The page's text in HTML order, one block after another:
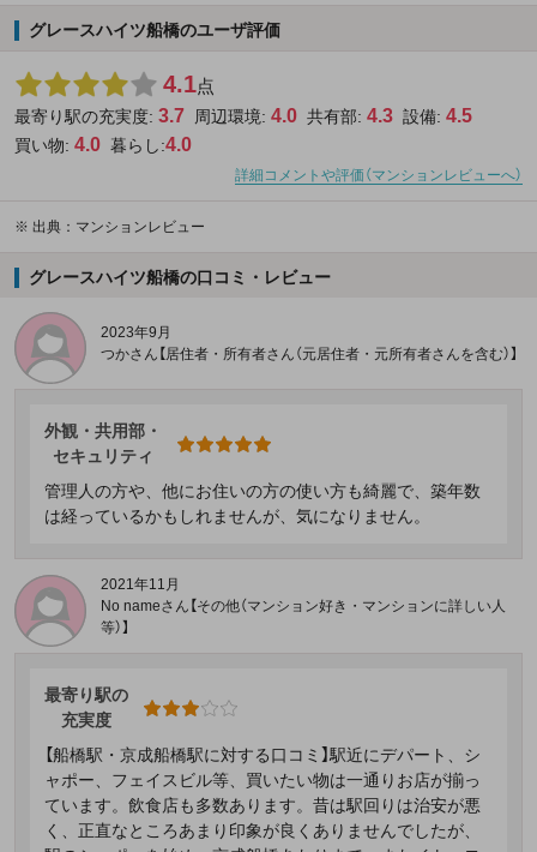
グレースハイツ船橋のユーザ評価
4.1点
最寄り駅の充実度: 3.7 周辺環境: 4.0 共有部: 4.3 設備: 4.5
買い物: 4.0 暮らし:4.0
詳細コメントや評価（マンションレビューへ）
※ 出典：マンションレビュー
グレースハイツ船橋の口コミ・レビュー
2023年9月
つかさん【居住者・所有者さん（元居住者・元所有者さんを含む）】
外観・共用部・
セキュリティ
管理人の方や、他にお住いの方の使い方も綺麗で、築年数
は経っているかもしれませんが、気になりません。
2021年11月
No nameさん【その他（マンション好き・マンションに詳しい人
等）】
最寄り駅の
充実度
【船橋駅・京成船橋駅に対する口コミ】駅近にデパート、シ
ャポー、フェイスビル等、買いたい物は一通りお店が揃っ
ています。飲食店も多数あります。昔は駅回りは治安が悪
く、正直なところあまり印象が良くありませんでしたが、